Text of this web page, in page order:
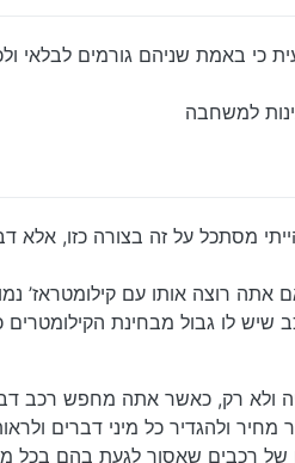
באמת שניהם גורמים לבלאי
למשחבה
מסתכל על זה בצורה כזו,
רוצה אותו עם קילומטראז’
לו גבול מבחינת הקילומטרים
ולא רק, כאשר אתה מחפש רכב
ולהגדיר כל מיני דברים
של רכבים שאסור לגעת בהם בכל